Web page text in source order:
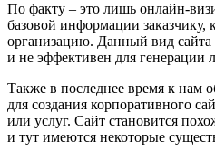
По факту – это лишь онлайн-
базовой информации
организацию. Данный вид сайта
и не эффективен для генерации
Также в последнее время к нам
для создания корпоративного
или услуг. Сайт становится
и тут имеются некоторые